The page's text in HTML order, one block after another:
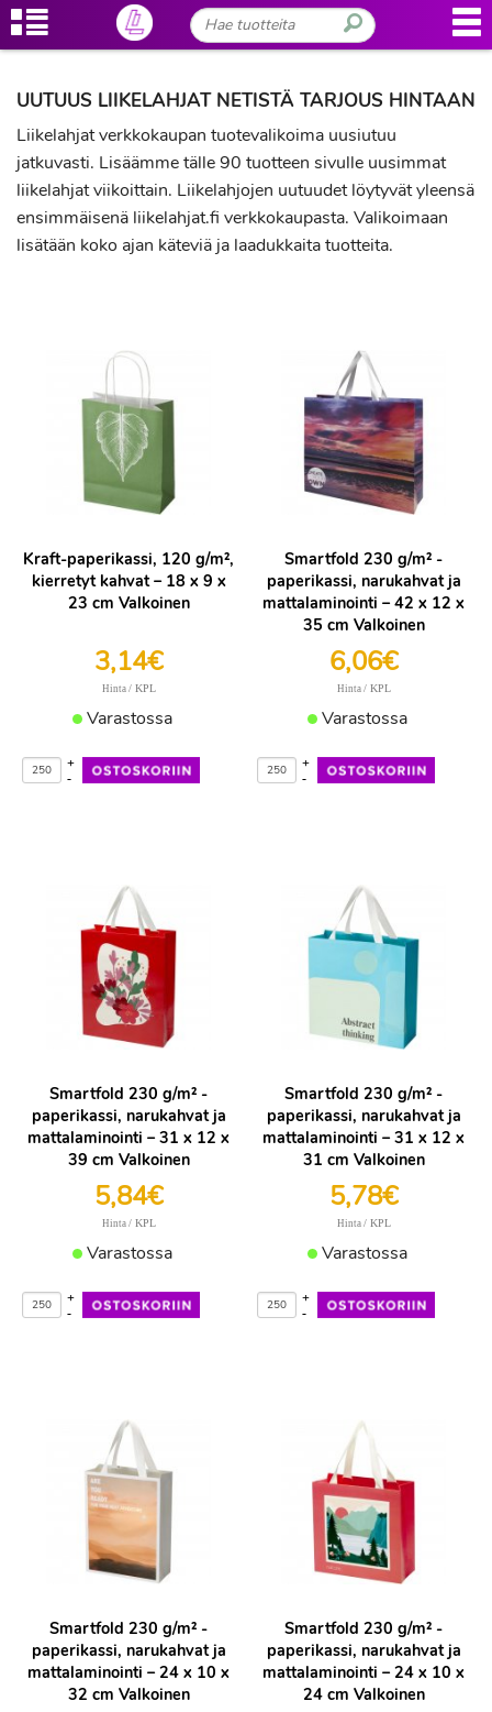
UUTUUS LIIKELAHJAT NETISTÄ TARJOUS HINTAAN
Liikelahjat verkkokaupan tuotevalikoima uusiutuu
jatkuvasti. Lisäämme tälle 90 tuotteen sivulle uusimmat
liikelahjat viikoittain. Liikelahjojen uutuudet löytyvät yleensä
ensimmäisenä liikelahjat.fi verkkokaupasta. Valikoimaan
lisätään koko ajan käteviä ja laadukkaita tuotteita.
Kraft-paperikassi, 120 g/m²,
kierretyt kahvat – 18 x 9 x
23 cm Valkoinen
3,14€
Hinta / KPL
Varastossa
-
+
Smartfold 230 g/m² -
paperikassi, narukahvat ja
mattalaminointi – 42 x 12 x
35 cm Valkoinen
6,06€
Hinta / KPL
Varastossa
-
+
Smartfold 230 g/m² -
paperikassi, narukahvat ja
mattalaminointi – 31 x 12 x
39 cm Valkoinen
5,84€
Hinta / KPL
Varastossa
-
+
Smartfold 230 g/m² -
paperikassi, narukahvat ja
mattalaminointi – 31 x 12 x
31 cm Valkoinen
5,78€
Hinta / KPL
Varastossa
-
+
Smartfold 230 g/m² -
paperikassi, narukahvat ja
mattalaminointi – 24 x 10 x
32 cm Valkoinen
Smartfold 230 g/m² -
paperikassi, narukahvat ja
mattalaminointi – 24 x 10 x
24 cm Valkoinen